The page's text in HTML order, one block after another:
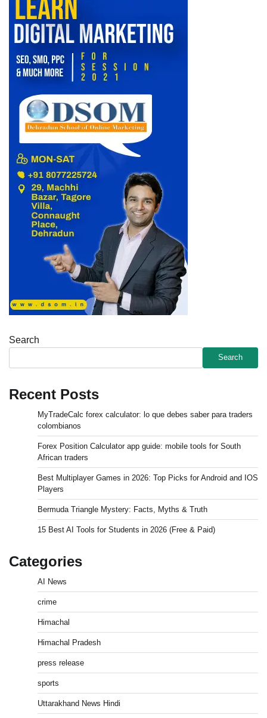
Search
Search
Recent Posts
MyTradeCalc forex calculator: lo que debes saber para traders
colombianos
Forex Position Calculator app guide: mobile tools for South
African traders
Best Multiplayer Games in 2026: Top Picks for Android and IOS
Players
Bermuda Triangle Mystery: Facts, Myths & Truth
15 Best AI Tools for Students in 2026 (Free & Paid)
Categories
AI News
crime
Himachal
Himachal Pradesh
press release
sports
Uttarakhand News Hindi